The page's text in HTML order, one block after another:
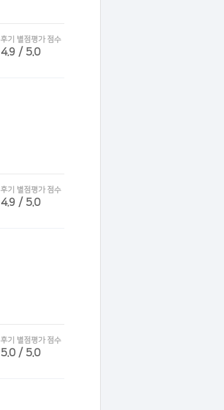
후기 별점평가 점수
4.9 / 5.0
후기 별점평가 점수
4.9 / 5.0
후기 별점평가 점수
5.0 / 5.0